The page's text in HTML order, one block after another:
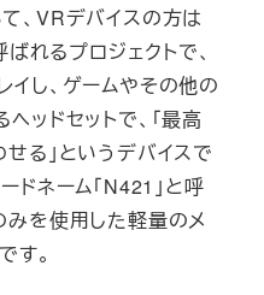
、VRデバイスの方は
れるプロジェクトで、
し、ゲームやその他の
ッドセットで、「最高
る」というデバイスで
ドネーム「N421」と呼
みを使用した軽量のメ
す。